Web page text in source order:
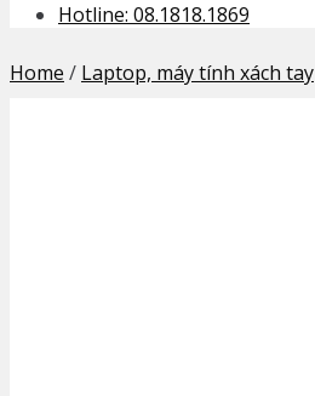
Hotline: 08.1818.1869
Home / Laptop, máy tính xách tay